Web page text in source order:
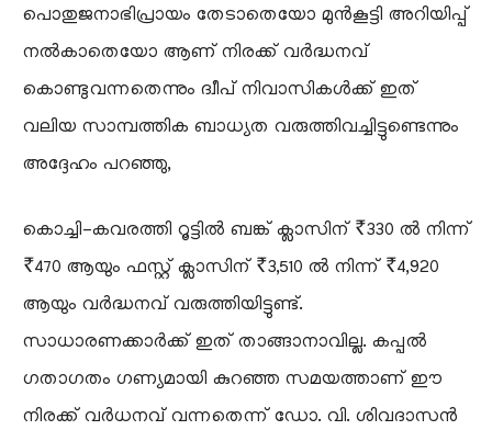
പൊതുജനാഭിപ്രായം തേടാതെയോ മുൻകൂട്ടി അറിയിപ്പ്
നൽകാതെയോ ആണ് നിരക്ക് വർദ്ധനവ്
കൊണ്ടുവന്നതെന്നും ദ്വീപ് നിവാസികൾക്ക് ഇത്
വലിയ സാമ്പത്തിക ബാധ്യത വരുത്തിവച്ചിട്ടുണ്ടെന്നും
അദ്ദേഹം പറഞ്ഞു,
കൊച്ചി-കവരത്തി റൂട്ടിൽ ബങ്ക് ക്ലാസിന് ₹330 ൽ നിന്ന്
₹470 ആയും ഫസ്റ്റ് ക്ലാസിന് ₹3,510 ൽ നിന്ന് ₹4,920
ആയും വർദ്ധനവ് വരുത്തിയിട്ടുണ്ട്.
സാധാരണക്കാർക്ക് ഇത് താങ്ങാനാവില്ല. കപ്പൽ
ഗതാഗതം ഗണ്യമായി കുറഞ്ഞ സമയത്താണ് ഈ
നിരക്ക് വർധനവ് വന്നതെന്ന് ഡോ. വി. ശിവദാസൻ